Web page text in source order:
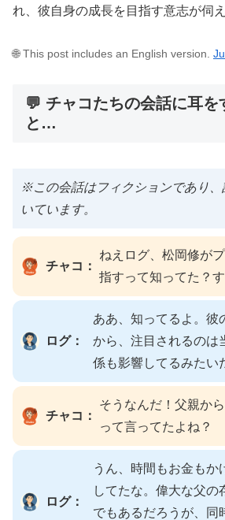
れ、彼自身の成長を目指す意志が伺え
🌐 This post includes an English version.
💬 チャコたちの会話に耳を
と…
※この会話はフィクションであり
いています。
チャコ：
ねえログ、松岡修が
指すって知ってた？す
ログ：
ああ、知ってるよ。彼
から、注目されるのは
係も影響してるみたい
チャコ：
そうなんだ！父親か
って言ってたよね？
ログ：
うん、時間もお金もか
してたな。偉大な父の
でもあるだろうが、同